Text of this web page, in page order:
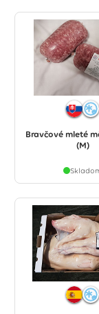
Bravčové mleté
(M)